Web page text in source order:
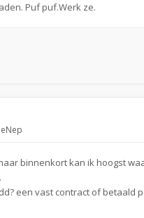
Puf puf.Werk ze.
binnenkort kan ik hoogst
een vast contract of betaald